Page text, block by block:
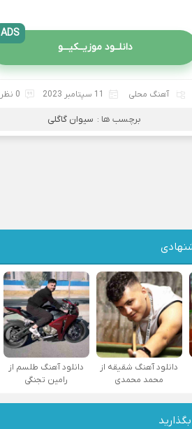
دانلــود موزیــکیـــو
ADS
آهنگ محلی 11 سپتامبر 2023 0 نظر
برچسب ها : سیوان گاگلی
دانلود آهنگ شقیقه از
محمد محمدی
دانلود آهنگ طلسم از
رامین تجنگی